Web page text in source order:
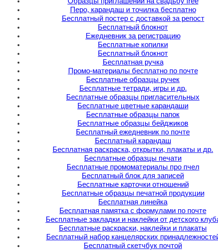
Перо, карандаш и точилка бесплатно
Бесплатный постер с доставкой за репост
Бесплатный блокнот
Ежедневник за регистрацию
Бесплатные копилки
Бесплатный блокнот
Бесплатная ручка
Промо-материалы бесплатно по почте
Бесплатные образцы ручек
Бесплатные тетради, игры и др.
Бесплатные образцы пригласительных
Бесплатные цветные карандаши
Бесплатные образцы папок
Бесплатные образцы бейджиков
Бесплатный ежедневник по почте
Бесплатный карандаш
Бесплатная раскраска, открытки, плакаты и др.
Бесплатные образцы печати
Бесплатные промоматериалы про пчел
Бесплатный блок для записей
Бесплатные карточки отношений
Бесплатные образцы печатной продукции
Бесплатная линейка
Бесплатная памятка с формулами по почте
Бесплатные закладки и наклейки от детского
Бесплатные раскраски, наклейки и плакаты
Бесплатный набор канцелярских
Бесплатный скетчбук почтой